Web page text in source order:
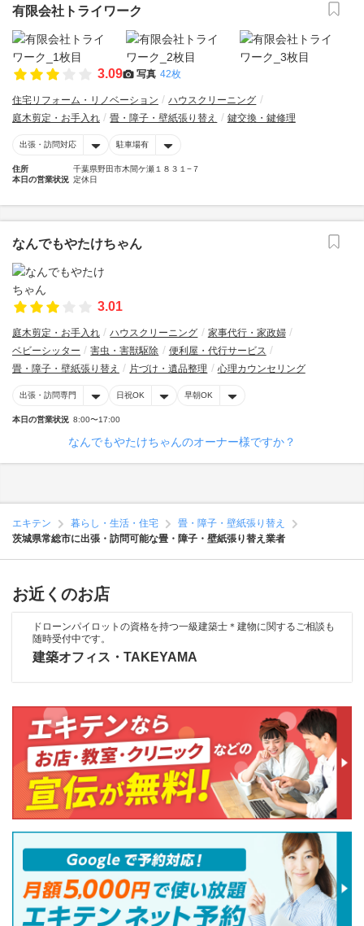
有限会社トライワーク
3.09 写真 42枚
住宅リフォーム・リノベーション
ハウスクリーニング
庭木剪定・お手入れ
畳・障子・壁紙張り替え 鍵交換・鍵修理
出張・訪問対応 駐車場有
住所
千葉県野田市木間ケ瀬１８３１−７
本日の営業状況 定休日
なんでもやたけちゃん
3.01
庭木剪定・お手入れ ハウスクリーニング
家事代行・家政婦
ベビーシッター
害虫・害獣駆除
便利屋・代行サービス
畳・障子・壁紙張り替え
片づけ・遺品整理 心理カウンセリング
出張・訪問専門 日祝OK 早朝OK
本日の営業状況 8:00〜17:00
なんでもやたけちゃんのオーナー様ですか？
エキテン 暮らし・生活・住宅
畳・障子・壁紙張り替え
茨城県常総市に出張・訪問可能な畳・障子・壁紙張り替え業者
お近くのお店
ドローンパイロットの資格を持つ一級建築士＊建物に関するご相談も
随時受付中です。
建築オフィス・TAKEYAMA